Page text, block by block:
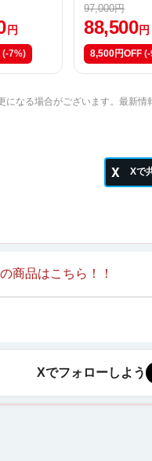
円
(-7%)
97,000円
88,500円
8,500円OFF
なる場合がございます。最新情
商品はこちら！！